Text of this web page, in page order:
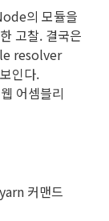
의 모듈을
고찰. 결국은
resolver
인다.
어셈블리
커맨드